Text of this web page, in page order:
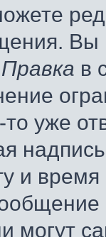
Вы
Правка в
то уже
и
могут